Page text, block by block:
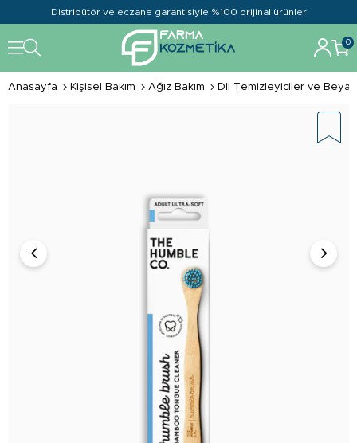
Distribütör ve eczane garantisiyle %100 orijinal ürünler
0
Anasayfa Kişisel Bakım Ağız Bakım Dil Temizleyiciler ve